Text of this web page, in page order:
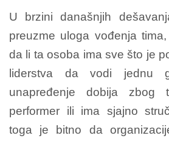
U brzini današnjih
preuzme uloga vođenja
da li ta osoba ima sve što je
liderstva da vodi jednu
unapređenje dobija
performer ili ima sjajno
toga je bitno da